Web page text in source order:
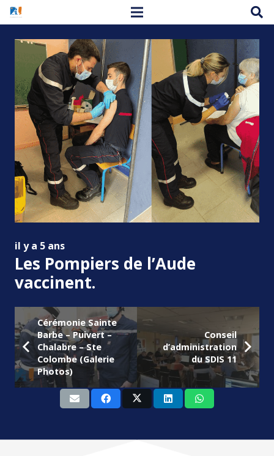
il y a 5 ans
Les Pompiers de l’Aude
vaccinent.
Cérémonie Sainte
Barbe – Puivert –
Chalabre – Ste
Colombe (Galerie
Photos)
Conseil
d’administration
du SDIS 11